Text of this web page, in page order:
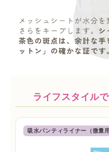
ライフスタイル
吸水パンティライナー（微量用